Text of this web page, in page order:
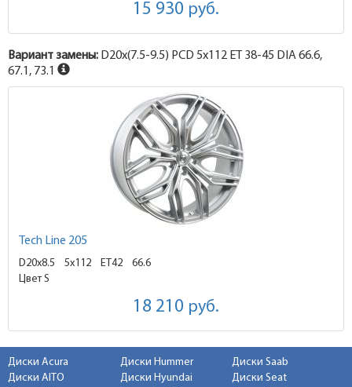
15 930 руб.
Вариант замены: D20x(7.5-9.5) PCD 5x112 ET 38-45 DIA 66.6,
67.1, 73.1
Tech Line 205
D20x8.5 5x112 ET42
66.6
Цвет S
18 210 руб.
Диски Acura
Диски AITO
Диски Hummer
Диски Hyundai
Диски Saab
Диски Seat